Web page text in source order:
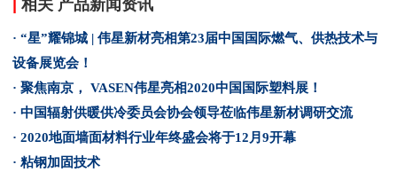
相关 产品新闻资讯
· “星”耀锦城 | 伟星新材亮相第23届中国国际燃气、供热技术与
设备展览会！
· 聚焦南京， VASEN伟星亮相2020中国国际塑料展！
· 中国辐射供暖供冷委员会协会领导莅临伟星新材调研交流
· 2020地面墙面材料行业年终盛会将于12月9开幕
· 粘钢加固技术